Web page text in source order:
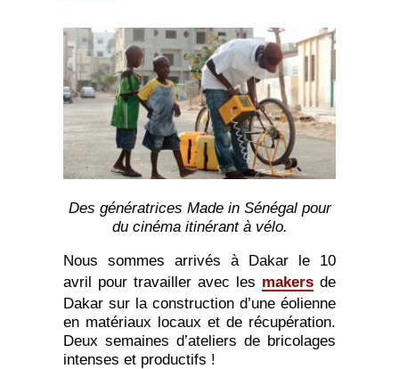
Des génératrices Made in Sénégal pour
du cinéma itinérant à vélo.
Nous sommes arrivés à Dakar le 10
avril pour travailler avec les makers de
Dakar sur la construction d’une éolienne
en matériaux locaux et de récupération.
Deux semaines d’ateliers de bricolages
intenses et productifs !